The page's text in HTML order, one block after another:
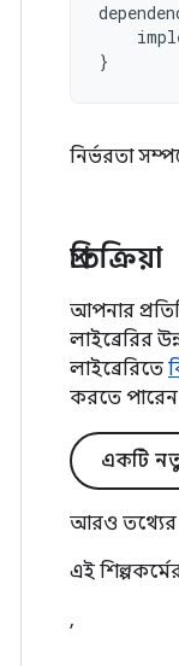
}
নির্ভরতা
প্রতিক্রিয়া
আপনার
লাইব্রেরির
লাইব্রেরিতে
করতে
একটি
আরও
এই
,